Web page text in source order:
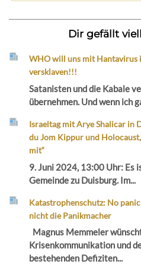
Dir gefällt
WHO will uns mit Hantavirus
versklaven!!!
Satanisten und die Kabale
übernehmen. Und wenn ich
Israeltag mit Arye Shalicar in
du Jom Kippur und
mit“
9. Juni 2024, 13:00 Uhr: Es
Gemeinde zu Duisburg. Im...
Katastrophenschutz: No
nicht die Panikmacher
Magnus Memmeler
Krisenkommunikation und
bestehenden Defiziten...